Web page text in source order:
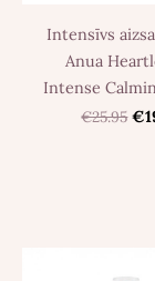
Intensīvs
Anua
Intense
€25.95